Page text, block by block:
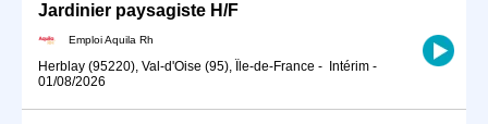
Jardinier paysagiste H/F
Emploi Aquila Rh
Herblay (95220), Val-d'Oise (95), Île-de-France - Intérim -
01/08/2026